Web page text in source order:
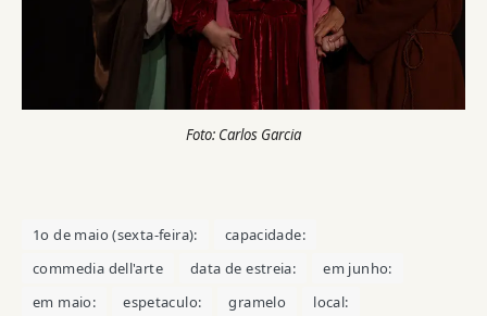
Foto: Carlos Garcia
1o de maio (sexta-feira):
capacidade:
commedia dell'arte
data de estreia:
em junho:
em maio:
espetaculo: gramelo local: